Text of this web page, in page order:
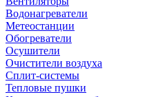
Водонагреватели
Метеостанции
Обогреватели
Осушители
Очистители воздуха
Сплит-системы
Тепловые пушки